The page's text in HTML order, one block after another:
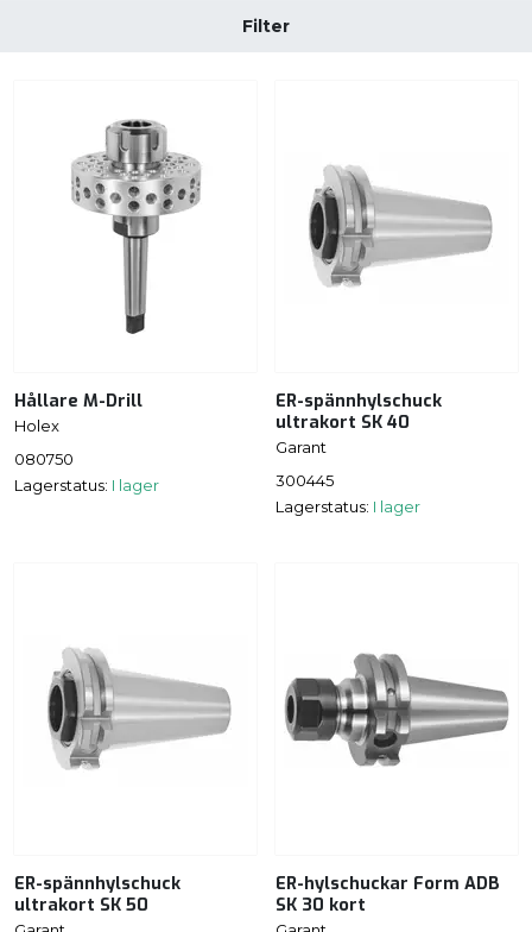
Filter
Hållare M-Drill
Holex
080750
Lagerstatus: I lager
ER-spännhylschuck
ultrakort SK 40
Garant
300445
Lagerstatus: I lager
ER-spännhylschuck
ultrakort SK 50
ER-hylschuckar Form ADB
SK 30 kort